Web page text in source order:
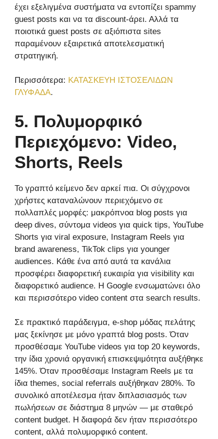
έχει εξελιγμένα συστήματα να εντοπίζει spammy
guest posts και να τα discount-άρει. Αλλά τα
ποιοτικά guest posts σε αξιόπιστα sites
παραμένουν εξαιρετικά αποτελεσματική
στρατηγική.
Περισσότερα: ΚΑΤΑΣΚΕΥΗ ΙΣΤΟΣΕΛΙΔΩΝ
ΓΛΥΦΑΔΑ.
5. Πολυμορφικό
Περιεχόμενο: Video,
Shorts, Reels
Το γραπτό κείμενο δεν αρκεί πια. Οι σύγχρονοι
χρήστες καταναλώνουν περιεχόμενο σε
πολλαπλές μορφές: μακρόπνοα blog posts για
deep dives, σύντομα videos για quick tips, YouTube
Shorts για viral exposure, Instagram Reels για
brand awareness, TikTok clips για younger
audiences. Κάθε ένα από αυτά τα κανάλια
προσφέρει διαφορετική ευκαιρία για visibility και
διαφορετικό audience. Η Google ενσωματώνει όλο
και περισσότερο video content στα search results.
Σε πρακτικό παράδειγμα, e-shop μόδας πελάτης
μας ξεκίνησε με μόνο γραπτά blog posts. Όταν
προσθέσαμε YouTube videos για top 20 keywords,
την ίδια χρονιά οργανική επισκεψιμότητα αυξήθηκε
145%. Όταν προσθέσαμε Instagram Reels με τα
ίδια themes, social referrals αυξήθηκαν 280%. Το
συνολικό αποτέλεσμα ήταν διπλασιασμός των
πωλήσεων σε διάστημα 8 μηνών — με σταθερό
content budget. Η διαφορά δεν ήταν περισσότερο
content, αλλά πολυμορφικό content.